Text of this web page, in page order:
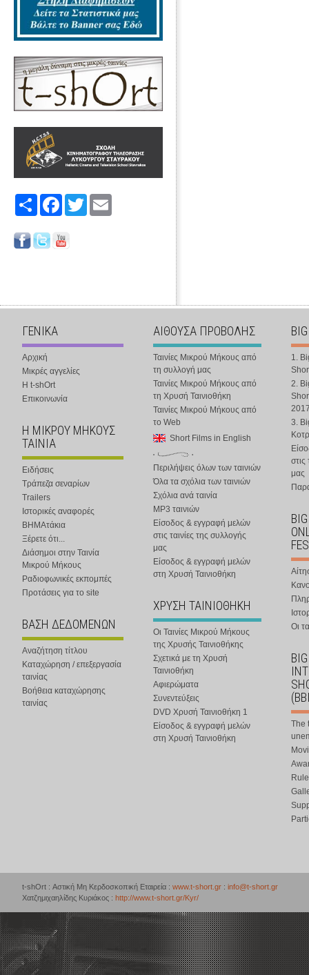
Share FacebookTwitter
ΓΕΝΙΚΑ
Αρχική
Μικρές αγγελίες
Η t-shOrt
Επικοινωνία
Η ΜΙΚΡΟΥ ΜΗΚΟΥΣ
ΤΑΙΝΙΑ
Ειδήσεις
Τράπεζα σεναρίων
Trailers
Ιστορικές αναφορές
ΒΗΜΑτάκια
Ξέρετε ότι...
Διάσημοι στην Ταινία
Μικρού Μήκους
Ραδιοφωνικές εκπομπές
Προτάσεις για το site
ΒΑΣΗ ΔΕΔΟΜΕΝΩΝ
Αναζήτηση τίτλου
Καταχώρηση / επεξεργασία
ταινίας
Βοήθεια καταχώρησης
ταινίας
ΑΙΘΟΥΣΑ ΠΡΟΒΟΛΗΣ
Ταινίες Μικρού Μήκους από
τη συλλογή μας
Ταινίες Μικρού Μήκους από
τη Χρυσή Ταινιοθήκη
Ταινίες Μικρού Μήκους από
το Web
Short Films in English
Περιλήψεις όλων των ταινιών
Όλα τα σχόλια των ταινιών
Σχόλια ανά ταινία
MP3 ταινιών
Είσοδος & εγγραφή μελών
στις ταινίες της συλλογής
μας
Είσοδος & εγγραφή μελών
στη Χρυσή Ταινιοθήκη
ΧΡΥΣΗ ΤΑΙΝΙΟΘΗΚΗ
Οι Ταινίες Μικρού Μήκους
της Χρυσής Ταινιοθήκης
Σχετικά με τη Χρυσή
Ταινιοθήκη
Αφιερώματα
Συνεντεύξεις
DVD Χρυσή Ταινιοθήκη 1
Είσοδος & εγγραφή μελών
στη Χρυσή Ταινιοθήκη
1.
2.
3.
στις
μας
Οι
The
t-shOrt : Αστική Μη Κερδοσκοπική Εταιρεία : www.t-short.gr : info@t-short.gr
Χατζημιχαηλίδης Κυριάκος : http://www.t-short.gr/Kyr/